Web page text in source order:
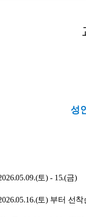
성
토) - 15.(금)
토) 부터 선